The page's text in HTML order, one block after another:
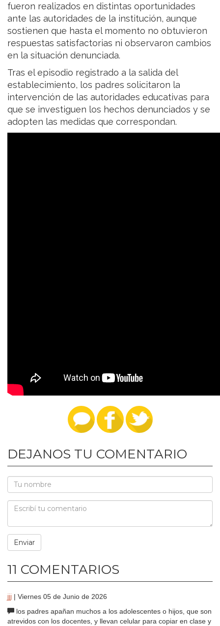
fueron realizados en distintas oportunidades
ante las autoridades de la institución, aunque
sostienen que hasta el momento no obtuvieron
respuestas satisfactorias ni observaron cambios
en la situación denunciada.
Tras el episodio registrado a la salida del
establecimiento, los padres solicitaron la
intervención de las autoridades educativas para
que se investiguen los hechos denunciados y se
adopten las medidas que correspondan.
DEJANOS TU COMENTARIO
11 COMENTARIOS
jjj | Viernes 05 de Junio de 2026
los padres apañan muchos a los adolescentes o hijos, que son
atrevidos con los docentes, y llevan celular para copiar en clase y